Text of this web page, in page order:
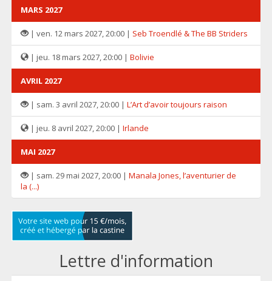
MARS 2027
| ven. 12 mars 2027, 20:00 | Seb Troendlé & The BB Striders
| jeu. 18 mars 2027, 20:00 | Bolivie
AVRIL 2027
| sam. 3 avril 2027, 20:00 | L’Art d’avoir toujours raison
| jeu. 8 avril 2027, 20:00 | Irlande
MAI 2027
| sam. 29 mai 2027, 20:00 | Manala Jones, l’aventurier de
la (...)
Lettre d'information